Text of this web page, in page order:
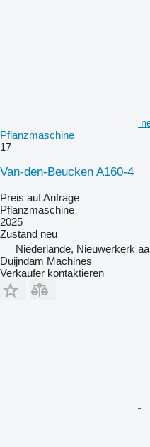
Pflanzmaschine
17
Van-den-Beucken A160-4
Preis auf Anfrage
Pflanzmaschine
2025
Zustand neu
Niederlande, Nieuwerkerk
Duijndam Machines
Verkäufer kontaktieren